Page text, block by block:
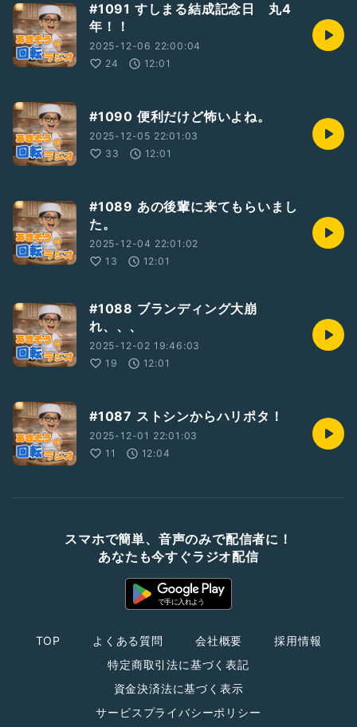
#1091 すしまる結成記念日 丸4
年！！
2025-12-06 22:00:04
24
12:01
#1090 便利だけど怖いよね。
2025-12-05 22:01:03
33
12:01
#1089 あの後輩に来てもらいまし
た。
2025-12-04 22:01:02
13
12:01
#1088 ブランディング大崩
れ、、、
2025-12-02 19:46:03
19
12:01
#1087 ストシンからハリポタ！
2025-12-01 22:01:03
11
12:04
スマホで簡単、音声のみで配信者に！
あなたも今すぐラジオ配信
TOP よくある質問 会社概要
採用情報
特定商取引法に基づく表記
資金決済法に基づく表示
サービスプライバシーポリシー